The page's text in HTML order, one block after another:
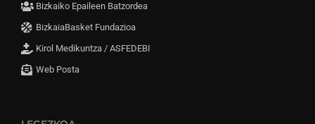
Bizkaiko Epaileen Batzordea
BizkaiaBasket Fundazioa
Kirol Medikuntza / ASFEDEBI
Web Posta